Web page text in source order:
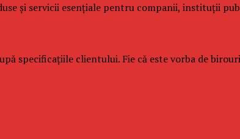
și servicii esențiale pentru companii, instituții
specificațiile clientului. Fie că este vorba de